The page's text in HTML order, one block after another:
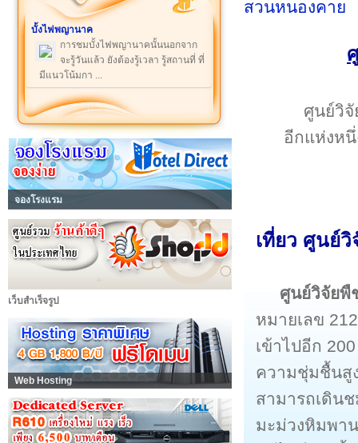
บั้งไฟพญานาค
การชมบั้งไฟพญานาคนั้นนอกจาก
จะรู้วันแล้ว ยังต้องรู้เวลา รู้สถานที่ ที่
มีแนวโน้มกา ...
จองโรงแรม
เว็บสำเร็จรูป
Web Hosting
ศูนย์วิจั
อีกแห่งห
เที่ยว ศูนย์
ศูนย์วิจัยพื
หมายเลข
เข้าไปอีก
ความชุ่มชื้นสู
สามารถเดิน
มะม่วงหิมพา